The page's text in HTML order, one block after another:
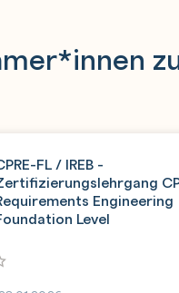
FL / IREB -
Engineering
Level